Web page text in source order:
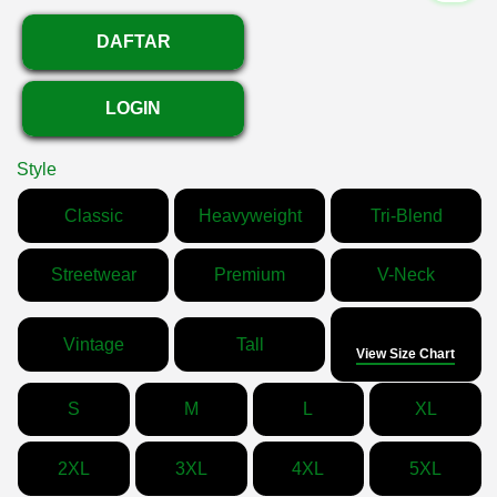
DAFTAR
LOGIN
Style
Classic Heavyweight Tri-Blend
Streetwear Premium V-Neck
Vintage Tall View Size Chart
S M L XL
2XL 3XL 4XL 5XL